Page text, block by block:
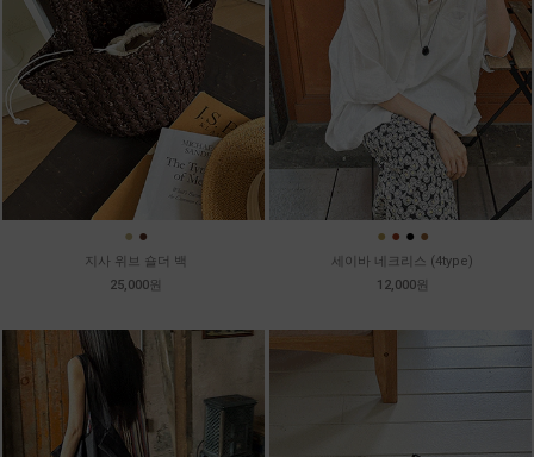
● ●
지사 위브 숄더 백
25,000원
● ● ● ●
세이바 네크리스 (4type)
12,000원